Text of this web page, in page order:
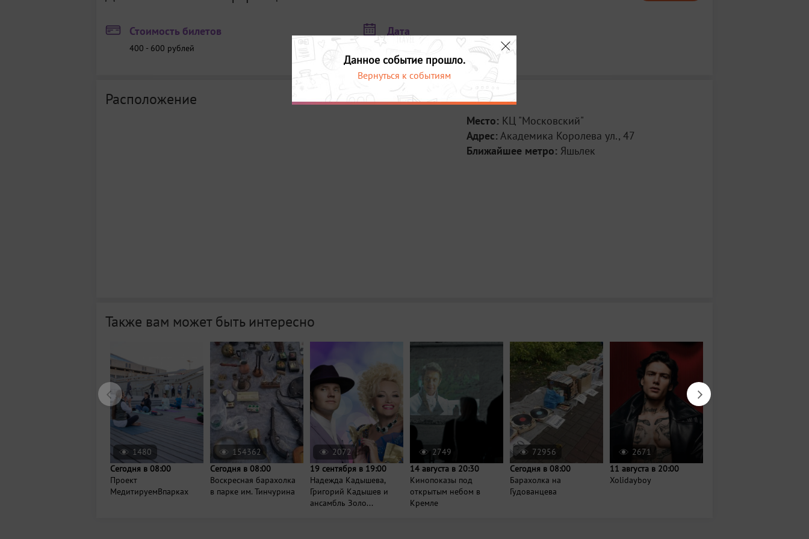
Стоимость билетов
400 - 600 рублей
Дата
20 февраля в 18:30
Расположение
Место: КЦ "Московский"
Адрес: Академика Королева ул., 47
Ближайшее метро: Яшьлек
Также вам может быть интересно
1480
Сегодня в 08:00
Проект
МедитируемВпарках
154362
Сегодня в 08:00
Воскресная барахолка
в парке им. Тинчурина
2072
19 сентября в 19:00
Надежда Кадышева,
Григорий Кадышев и
ансамбль Золо...
2749
14 августа в 20:30
Кинопоказы под
открытым небом в
Кремле
72956
Сегодня в 08:00
Барахолка на
Гудованцева
2671
11 августа в 20:00
Xolidayboy
Данное событие прошло.
Вернуться к событиям